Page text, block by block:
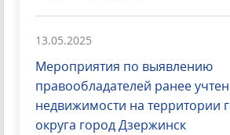
13.05.2025
Мероприятия по выявлению
правообладателей ранее
недвижимости на территории
округа город Дзержинск